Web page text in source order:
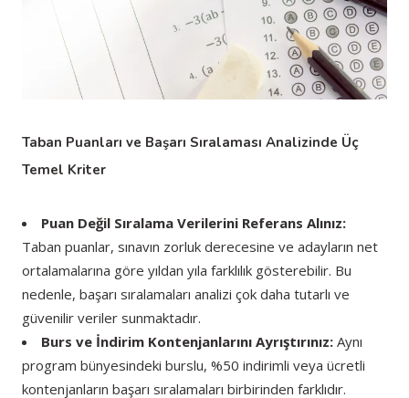
Taban Puanları ve Başarı Sıralaması Analizinde Üç
Temel Kriter
Puan Değil Sıralama Verilerini Referans Alınız:
Taban puanlar, sınavın zorluk derecesine ve adayların net
ortalamalarına göre yıldan yıla farklılık gösterebilir. Bu
nedenle, başarı sıralamaları analizi çok daha tutarlı ve
güvenilir veriler sunmaktadır.
Burs ve İndirim Kontenjanlarını Ayrıştırınız:Aynı
program bünyesindeki burslu, %50 indirimli veya ücretli
kontenjanların başarı sıralamaları birbirinden farklıdır.